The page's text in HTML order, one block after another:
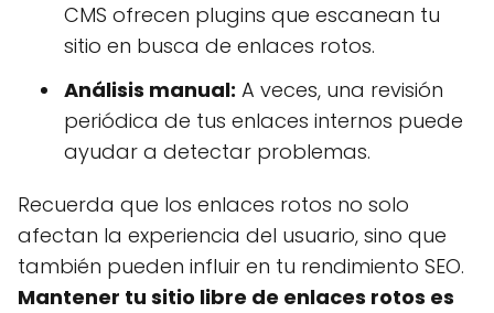
CMS ofrecen plugins que escanean tu
sitio en busca de enlaces rotos.
Análisis manual: A veces, una revisión
periódica de tus enlaces internos puede
ayudar a detectar problemas.
Recuerda que los enlaces rotos no solo
afectan la experiencia del usuario, sino que
también pueden influir en tu rendimiento SEO.
Mantener tu sitio libre de enlaces rotos es